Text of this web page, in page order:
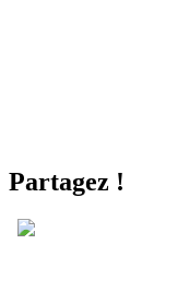
Partagez !